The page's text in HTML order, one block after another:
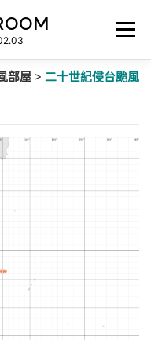
選單
報
部屋 > 二十世紀侵台颱風